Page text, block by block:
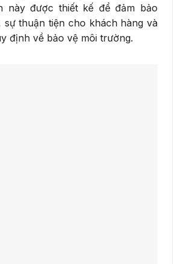
này được thiết kế để đảm bảo
sự thuận tiện cho khách hàng và
định về bảo vệ môi trường.